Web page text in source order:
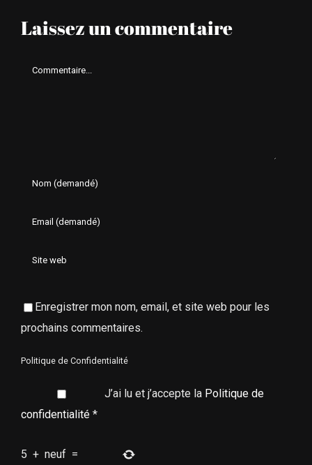
Laissez un commentaire
Comment
Enregistrer mon nom, email, et site web pour les
prochains commentaires.
Politique de Confidentialité
J’ai lu et j’accepte la Politique de
confidentialité *
5 + neuf =